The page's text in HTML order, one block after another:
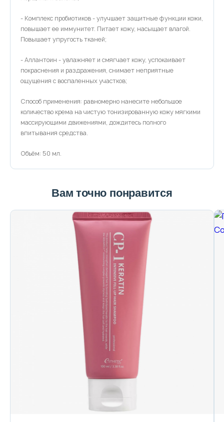
- Комплекс пробиотиков - улучшает защитные функции кожи,
повышает ее иммунитет. Питает кожу, насыщает влагой.
Повышает упругость тканей;
- Аллантоин - увлажняет и смягчает кожу, успокаивает
покраснения и раздражения, снимает неприятные
ощущения с воспаленных участков;
Способ применения: равномерно нанесите небольшое
количество крема на чистую тонизированную кожу мягкими
массирующими движениями, дождитесь полного
впитывания средства.
Объём: 50 мл.
Вам точно понравится